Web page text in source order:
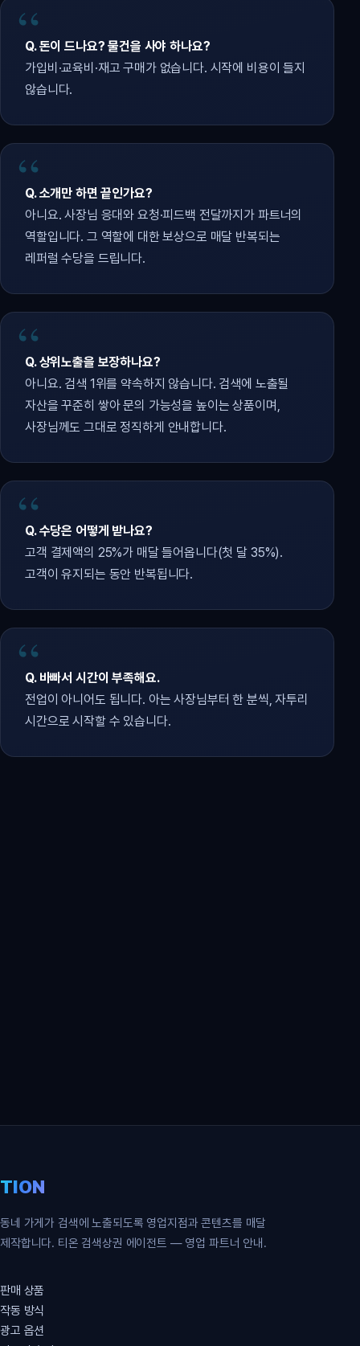
Q. 돈이 드나요? 물건을 사야 하나요?
가입비·교육비·재고 구매가 없습니다. 시작에 비용이 들지
않습니다.
Q. 소개만 하면 끝인가요?
아니요. 사장님 응대와 요청·피드백 전달까지가 파트너의
역할입니다. 그 역할에 대한 보상으로 매달 반복되는
레퍼럴 수당을 드립니다.
Q. 상위노출을 보장하나요?
아니요. 검색 1위를 약속하지 않습니다. 검색에 노출될
자산을 꾸준히 쌓아 문의 가능성을 높이는 상품이며,
사장님께도 그대로 정직하게 안내합니다.
Q. 수당은 어떻게 받나요?
고객 결제액의 25%가 매달 들어옵니다(첫 달 35%).
고객이 유지되는 동안 반복됩니다.
Q. 바빠서 시간이 부족해요.
전업이 아니어도 됩니다. 아는 사장님부터 한 분씩, 자투리
시간으로 시작할 수 있습니다.
TION
동네 가게가 검색에 노출되도록 영업지점과 콘텐츠를 매달
제작합니다. 티온 검색상권 에이전트 — 영업 파트너 안내.
판매 상품
작동 방식
광고 옵션